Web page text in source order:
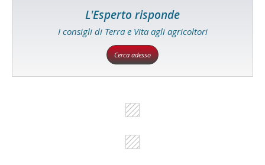
L'Esperto risponde
I consigli di Terra e Vita agli agricoltori
Cerca adesso